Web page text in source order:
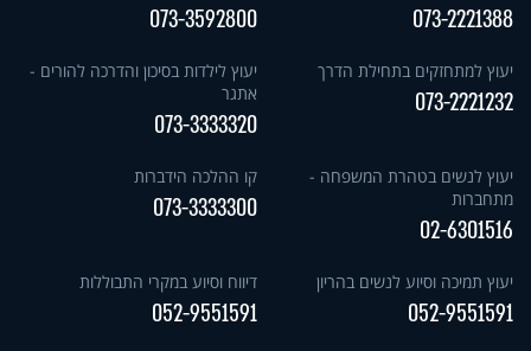
073-2221388
073-3592800
יעוץ למתחזקים בתחילת הדרך
073-2221232
יעוץ לילדות בסיכון והדרכה להורים -
אתגר
073-3333320
יעוץ לנשים בטהרת המשפחה -
מתחברות
02-6301516
קו ההלכה הידברות
073-3333300
יעוץ תמיכה וסיוע לנשים בהריון
052-9551591
דיווח וסיוע במקרי התבוללות
052-9551591